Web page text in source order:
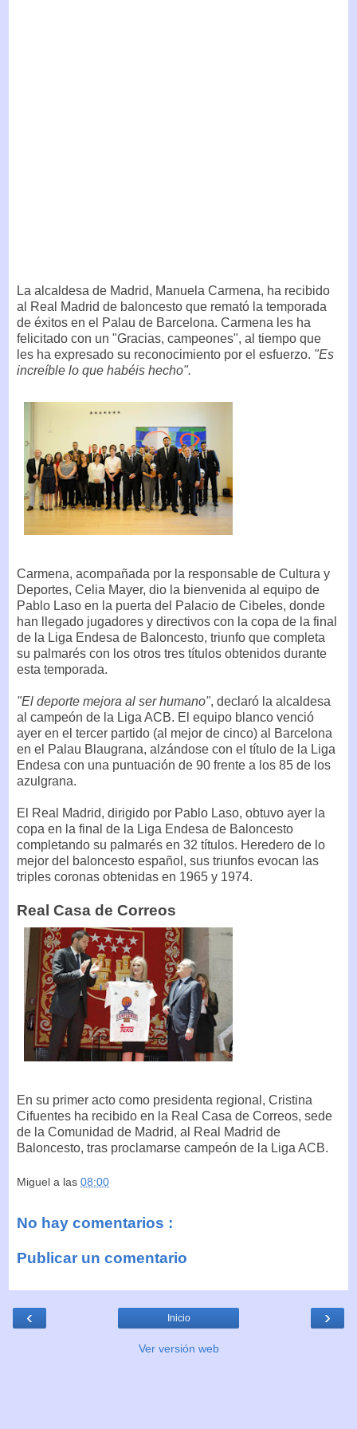
La alcaldesa de Madrid, Manuela Carmena, ha recibido
al Real Madrid de baloncesto que remató la temporada
de éxitos en el Palau de Barcelona. Carmena les ha
felicitado con un "Gracias, campeones", al tiempo que
les ha expresado su reconocimiento por el esfuerzo. "Es
increíble lo que habéis hecho".
Carmena, acompañada por la responsable de Cultura y
Deportes, Celia Mayer, dio la bienvenida al equipo de
Pablo Laso en la puerta del Palacio de Cibeles, donde
han llegado jugadores y directivos con la copa de la final
de la Liga Endesa de Baloncesto, triunfo que completa
su palmarés con los otros tres títulos obtenidos durante
esta temporada.
"El deporte mejora al ser humano", declaró la alcaldesa
al campeón de la Liga ACB. El equipo blanco venció
ayer en el tercer partido (al mejor de cinco) al Barcelona
en el Palau Blaugrana, alzándose con el título de la Liga
Endesa con una puntuación de 90 frente a los 85 de los
azulgrana.
El Real Madrid, dirigido por Pablo Laso, obtuvo ayer la
copa en la final de la Liga Endesa de Baloncesto
completando su palmarés en 32 títulos. Heredero de lo
mejor del baloncesto español, sus triunfos evocan las
triples coronas obtenidas en 1965 y 1974.
Real Casa de Correos
En su primer acto como presidenta regional, Cristina
Cifuentes ha recibido en la Real Casa de Correos, sede
de la Comunidad de Madrid, al Real Madrid de
Baloncesto, tras proclamarse campeón de la Liga ACB.
Miguel a las 08:00
No hay comentarios :
Publicar un comentario
‹ ›
Inicio
Ver versión web